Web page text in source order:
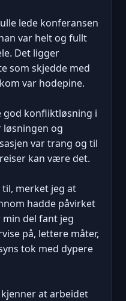
lede konferansen
var helt og fullt
Det ligger
som skjedde med
var hodepine.
god konfliktløsning i
løsningen og
var trang og til
kan være det.
merket jeg at
hadde påvirket
min del fant jeg
på, lettere måter,
tok med dypere
at arbeidet